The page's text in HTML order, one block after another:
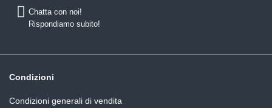
Chatta con noi!
Rispondiamo subito!
Condizioni
Condizioni generali di vendita